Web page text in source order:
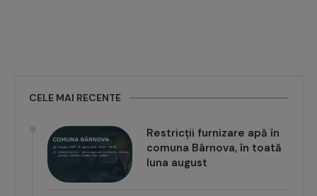
CELE MAI RECENTE
Restricții furnizare apă în
comuna Bârnova, în toată
luna august